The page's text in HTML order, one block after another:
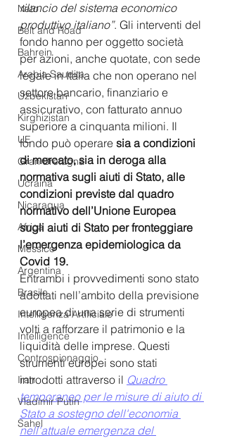
Nato
Belt and Road
Bahrein
Arabia Saudita
Uzbekistan
Kirghizistan
UE
Gran Bretagna
Ucraina
Nicaragua
Africa
Messico
Argentina
Brasile
Intelligenza Artificiale
Intelligence
Controspionaggio
Iran
Vladimir Putin
Sahel
rilancio del sistema economico
produttivo italiano”. Gli interventi del
fondo hanno per oggetto società
per azioni, anche quotate, con sede
legale in Italia che non operano nel
settore bancario, finanziario e
assicurativo, con fatturato annuo
superiore a cinquanta milioni. Il
fondo può operare sia a condizioni
di mercato, sia in deroga alla
normativa sugli aiuti di Stato, alle
condizioni previste dal quadro
normativo dell’Unione Europea
sugli aiuti di Stato per fronteggiare
l’emergenza epidemiologica da
Covid 19.
Entrambi i provvedimenti sono stato
adottati nell’ambito della previsione
europea di una serie di strumenti
volti a rafforzare il patrimonio e la
liquidità delle imprese. Questi
strumenti europei sono stati
introdotti attraverso il Quadro
temporaneo per le misure di aiuto di
Stato a sostegno dell'economia
nell'attuale emergenza del